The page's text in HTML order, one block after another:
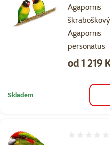
Agapornis
Agapornis
personatus
Cena
od 1 219
Skladem
Hodnocení